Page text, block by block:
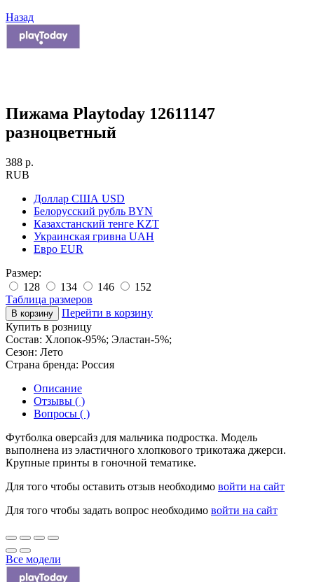
Назад
Пижама Playtoday 12611147
разноцветный
388 р.
RUB
Доллар США USD
Белорусский рубль BYN
Казахстанский тенге KZT
Украинская гривна UAH
Евро EUR
Размер:
128
134 146
152
Таблица размеров
Перейти в корзину
Купить в розницу
Состав: Хлопок-95%; Эластан-5%;
Сезон: Лето
Страна бренда: Россия
Описание
Отзывы ( )
Вопросы ( )
Футболка оверсайз для мальчика подростка. Модель
выполнена из эластичного хлопкового трикотажа джерси.
Крупные принты в гоночной тематике.
Для того чтобы оставить отзыв необходимо войти на сайт
Для того чтобы задать вопрос необходимо войти на сайт
Все модели